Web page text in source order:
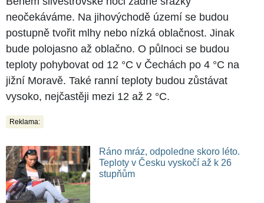
neočekáváme. Na jihovýchodě území se budou
postupně tvořit mlhy nebo nízká oblačnost. Jinak
bude polojasno až oblačno. O půlnoci se budou
teploty pohybovat od 12 °C v Čechách po 4 °C na
jižní Moravě. Také ranní teploty budou zůstávat
vysoko, nejčastěji mezi 12 až 2 °C.
Reklama:
Ráno mráz, odpoledne skoro léto.
Teploty v Česku vyskočí až k 26
stupňům